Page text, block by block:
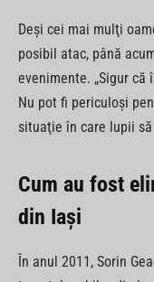
Deşi cei mai mulţi
posibil atac, până
evenimente. „Sigur
Nu pot fi periculoşi
situaţie în care lupii
Cum au fost
din Iaşi
În anul 2011, Sorin